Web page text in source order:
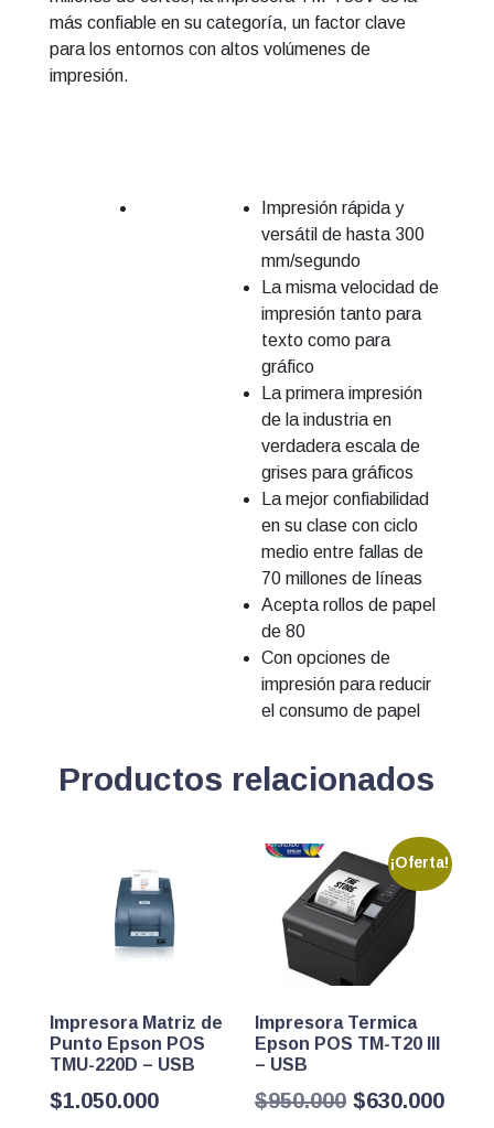
más confiable en su categoría, un factor clave
para los entornos con altos volúmenes de
impresión.
Impresión rápida y
versátil de hasta 300
mm/segundo
La misma velocidad de
impresión tanto para
texto como para
gráfico
La primera impresión
de la industria en
verdadera escala de
grises para gráficos
La mejor confiabilidad
en su clase con ciclo
medio entre fallas de
70 millones de líneas
Acepta rollos de papel
de 80
Con opciones de
impresión para reducir
el consumo de papel
Productos relacionados
Impresora Matriz de
Punto Epson POS
TMU-220D – USB
$1.050.000
¡Oferta!
Impresora Termica
Epson POS TM-T20 III
– USB
$950.000 El
$630.000El